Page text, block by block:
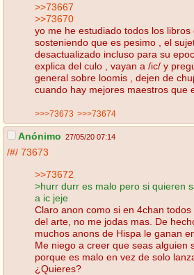
>>73667
>>73670
yo me he estudiado todos los libros
sosteniendo que es pesimo , el
desactualizado incluso para su
explica del culo , vayan a /ic/ y
general sobre loomis , dejen de
cuando hay mejores maestros que
>>>73673 >>>73674
Anónimo 27/05/20 07:14
/#/ 73673
>>73672
>hurr durr es malo pero si quieren
a ic jeje
Claro anon como si en 4chan
del arte, no me jodas mas. De
muchos anons de Hispa le ganan
Me niego a creer que seas alguien
porque es malo en vez de solo
¿Quieres?